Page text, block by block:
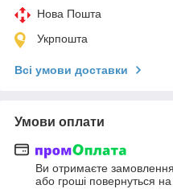
Нова Пошта
Укрпошта
Всі умови доставки
Умови оплати
Ви отримаєте замовлення
або гроші повернуться